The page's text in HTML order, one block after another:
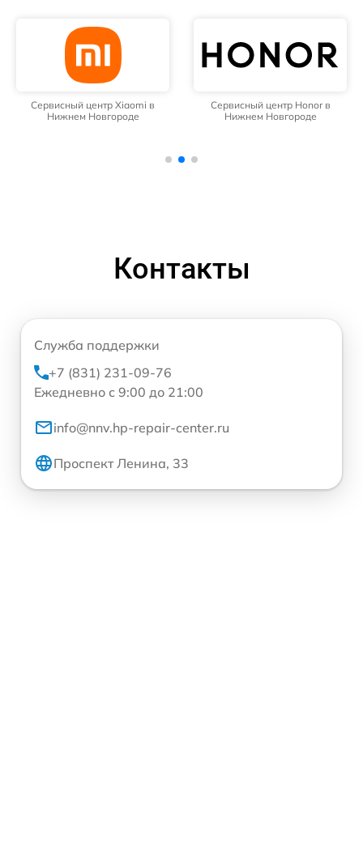
Сервисный центр Xiaomi в
Нижнем Новгороде
Сервисный центр Honor в
Нижнем Новгороде
Контакты
Служба поддержки
+7 (831) 231-09-76
Ежедневно с 9:00 до 21:00
info@nnv.hp-repair-center.ru
Проспект Ленина, 33